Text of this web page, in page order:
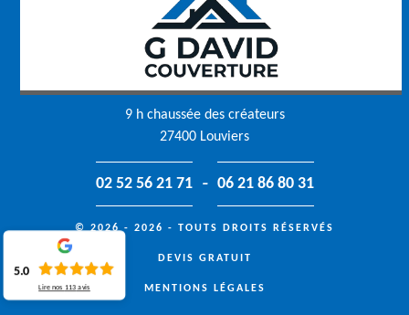
9 h chaussée des créateurs
27400 Louviers
02 52 56 21 71 - 06 21 86 80 31
© 2026 - 2026 - TOUTS DROITS RÉSERVÉS
DEVIS GRATUIT
MENTIONS LÉGALES
5.0
Lire nos 113 avis